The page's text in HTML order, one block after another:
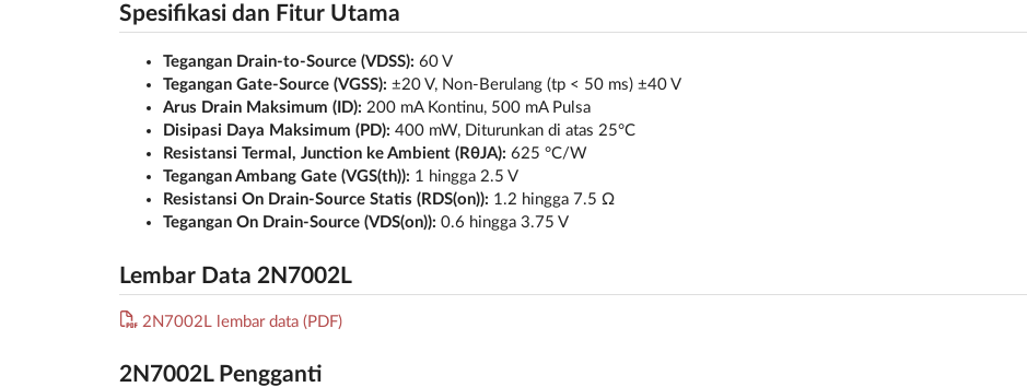
Spesifikasi dan Fitur Utama
Tegangan Drain-to-Source (VDSS): 60 V
Tegangan Gate-Source (VGSS): ±20 V, Non-Berulang (tp < 50 ms) ±40 V
Arus Drain Maksimum (ID): 200 mA Kontinu, 500 mA Pulsa
Disipasi Daya Maksimum (PD): 400 mW, Diturunkan di atas 25°C
Resistansi Termal, Junction ke Ambient (RθJA): 625 °C/W
Tegangan Ambang Gate (VGS(th)): 1 hingga 2.5 V
Resistansi On Drain-Source Statis (RDS(on)): 1.2 hingga 7.5 Ω
Tegangan On Drain-Source (VDS(on)): 0.6 hingga 3.75 V
Lembar Data 2N7002L
2N7002L lembar data (PDF)
2N7002L Pengganti